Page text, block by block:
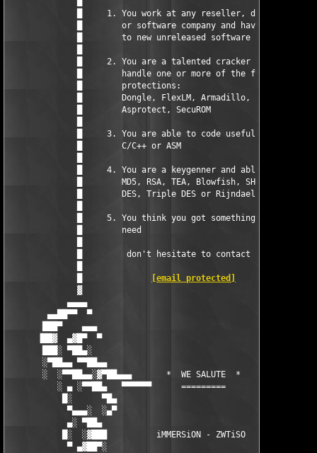
[email protected]
▓
▄▄▄▄
▄▄██▀▀  ▀                                           ▀
███▀    ▄▄▄
▐██▓  ▄▓█▀  ▀
███░ ▀██▄░
░▀██▄▄ ▀▀██▄▄
░  ░▀▀██▄▄░▓▀██▄▄▄       *  WE SALUTE  *
░ ▄ ░▀▀██▄   ▀▀▀▀▀▀      =========       ▀▀▀▀▀
█░      ▀█▄                                    ▄█▀
▀▄▄▄░  ░▄▀                                    ▀▄░
▄░ ▀██▄
█░  ░▓███          iMMERSiON - ZWTiSO
▀ ▄▓██▀░